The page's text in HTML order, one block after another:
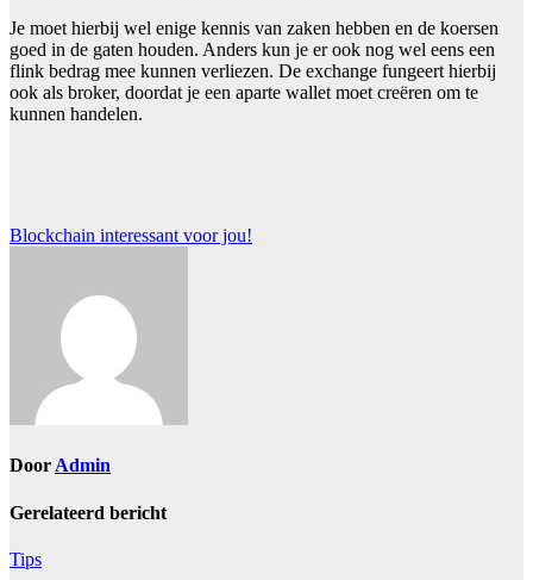
Je moet hierbij wel enige kennis van zaken hebben en de koersen
goed in de gaten houden. Anders kun je er ook nog wel eens een
flink bedrag mee kunnen verliezen. De exchange fungeert hierbij
ook als broker, doordat je een aparte wallet moet creëren om te
kunnen handelen.
Bericht
Blockchain interessant voor jou!
DoorAdmin
Gerelateerd bericht
Tips